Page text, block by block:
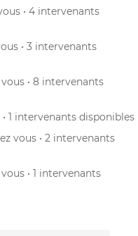
• 4 intervenants
• 3 intervenants
• 8 intervenants
1 intervenants disponibles
vous • 2 intervenants
• 1 intervenants